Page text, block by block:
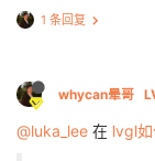
1 条回复
whycan晕哥
@luka_lee 在 lvgl